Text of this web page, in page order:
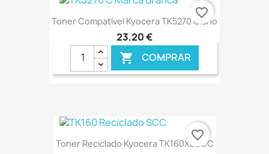
€ ONLINE
Toner Compatível Kyocera TK5270 Ciano
23,20 €
 COMPRAR
€ ONLINE
favorite_border
Toner Reciclado Kyocera TK160XL SCC
favorite_border